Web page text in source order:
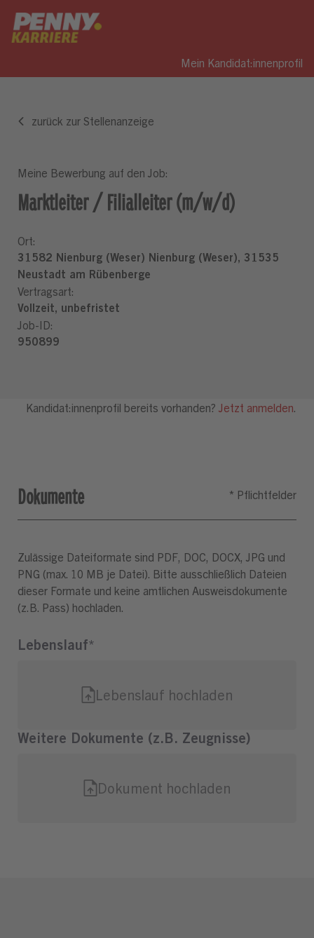
Mein Kandidat:innenprofil
Dokumente
Zulässige Dateiformate sind PDF, DOC, DOCX, JPG und
PNG (max. 10 MB je Datei). Bitte ausschließlich Dateien
dieser Formate und keine amtlichen Ausweisdokumente
(z.B. Pass) hochladen.